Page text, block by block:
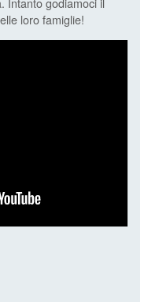
loro famiglie!